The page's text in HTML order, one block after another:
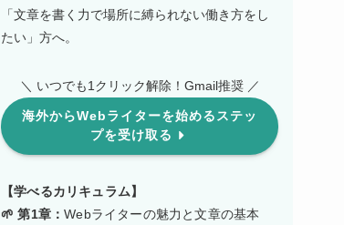
「文章を書く力で場所に縛られない働き方をし
たい」方へ。
＼ いつでも1クリック解除！Gmail推奨 ／
海外からWebライターを始めるステッ
プを受け取る
【学べるカリキュラム】
🌱 第1章：Webライターの魅力と文章の基本